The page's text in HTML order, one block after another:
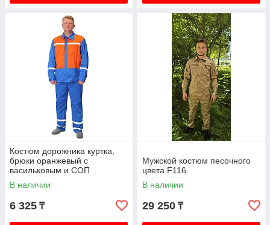
Костюм дорожника куртка,
брюки оранжевый с
васильковым и СОП
В наличии
6 325 ₸
Мужской костюм песочного
цвета F116
В наличии
29 250 ₸